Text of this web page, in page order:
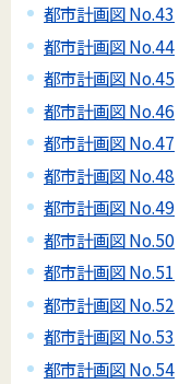
都市計画図 No.43
都市計画図 No.44
都市計画図 No.45
都市計画図 No.46
都市計画図 No.47
都市計画図 No.48
都市計画図 No.49
都市計画図 No.50
都市計画図 No.51
都市計画図 No.52
都市計画図 No.53
都市計画図 No.54